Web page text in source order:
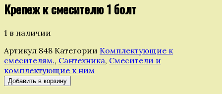
Крепеж к смесителю 1 болт
1 в наличии
Артикул 848 Категории Комплектующие к
смесителям., Сантехника, Смесители и
комплектующие к ним
Количество
товара
Добавить в корзину